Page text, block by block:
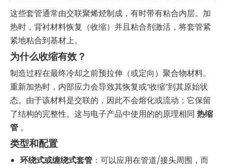
这些套管通常由交联聚烯烃制成，有时带有粘合内层。加
热时，背衬材料恢复（收缩）并且粘合剂激活，将套管紧
紧地粘合到基材上。
为什么收缩有效？
制造过程在最终冷却之前预拉伸（或定向）聚合物材料。
重新加热时，内部应力会导致其恢复或“收缩”到其原始状
态。由于该材料是交联的，因此不会熔化或流动；它保留
了结构的完整性。这与电子产品中使用的的原理相同 热缩
管 。
类型和配置
环绕式或缠绕式套管 ：可以应用在管道/接头周围，而